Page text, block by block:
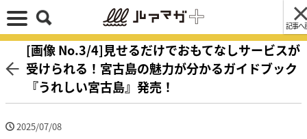
記事へ
[画像 No.3/4]見せるだけでおもてなしサービスが
受けられる！宮古島の魅力が分かるガイドブック
『うれしい宮古島』発売！
2025/07/08